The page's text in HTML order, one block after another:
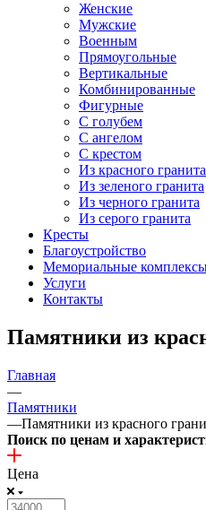
Женские
Мужские
Военным
Прямоугольные
Вертикальные
Комбинированные
Фигурные
С голубем
С ангелом
С крестом
Из красного гранита
Из зеленого гранита
Из черного гранита
Из серого гранита
Кресты
Благоустройство
Мемориальные
Услуги
Контакты
Памятники из
Главная
—
Памятники
—Памятники из красного
Поиск по ценам и
Цена